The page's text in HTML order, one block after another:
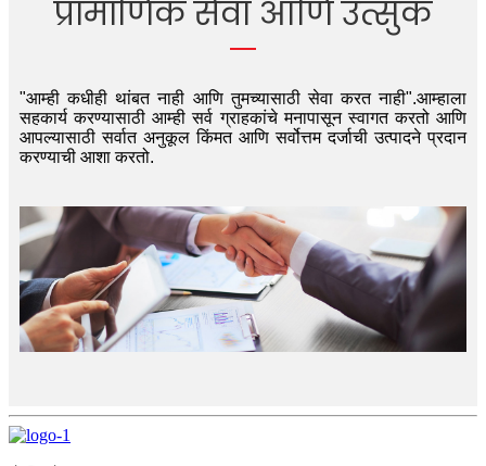
प्रामाणिक सेवा आणि उत्सुक
"आम्ही कधीही थांबत नाही आणि तुमच्यासाठी सेवा करत नाही".आम्हाला
सहकार्य करण्यासाठी आम्ही सर्व ग्राहकांचे मनापासून स्वागत करतो आणि
आपल्यासाठी सर्वात अनुकूल किंमत आणि सर्वोत्तम दर्जाची उत्पादने प्रदान
करण्याची आशा करतो.